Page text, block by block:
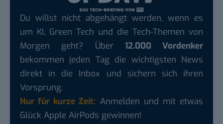
Du willst nicht abgehängt werden, wenn es
um KI, Green Tech und die Tech-Themen von
Morgen geht? Über 12.000 Vordenker
bekommen jeden Tag die wichtigsten News
direkt in die Inbox und sichern sich ihren
Vorsprung.
Nur für kurze Zeit: Anmelden und mit etwas
Glück Apple AirPods gewinnen!